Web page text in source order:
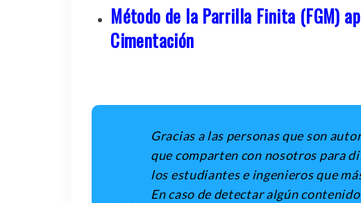
Método de la Parrilla Finita (FGM)
Cimentación
Gracias a las personas que son
que comparten con nosotros para
los estudiantes e ingenieros que
En caso de detectar algún